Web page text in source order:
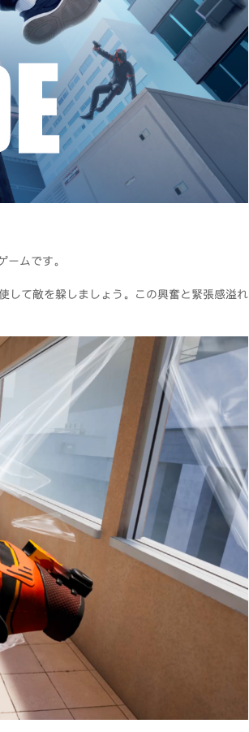
ムです。
して敵を躱しましょう。この興奮と緊張感溢れ